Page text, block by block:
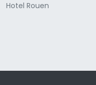
Hotel Rouen